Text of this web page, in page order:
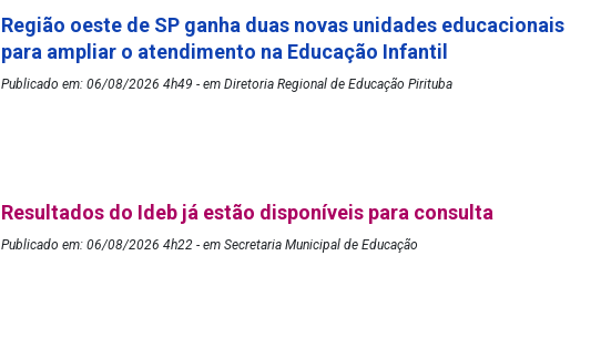
Região oeste de SP ganha duas novas unidades educacionais
para ampliar o atendimento na Educação Infantil
Publicado em: 06/08/2026 4h49 - em Diretoria Regional de Educação Pirituba
Resultados do Ideb já estão disponíveis para consulta
Publicado em: 06/08/2026 4h22 - em Secretaria Municipal de Educação